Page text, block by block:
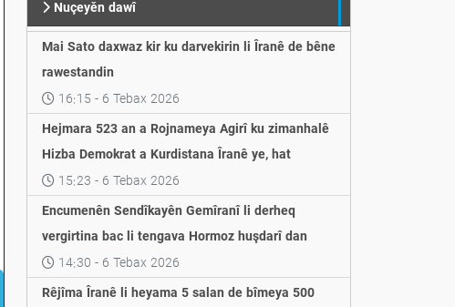
Nuçeyěn dawî
Mai Sato daxwaz kir ku darvekirin li Îranê de bêne
rawestandin
16:15 - 6 Tebax 2026
Hejmara 523 an a Rojnameya Agirî ku zimanhalê
Hizba Demokrat a Kurdistana Îranê ye, hat
weşandin
15:23 - 6 Tebax 2026
Encumenên Sendîkayên Gemîranî li derheq
vergirtina bac li tengava Hormoz huşdarî dan
14:30 - 6 Tebax 2026
Rêjîma Îranê li heyama 5 salan de bîmeya 500